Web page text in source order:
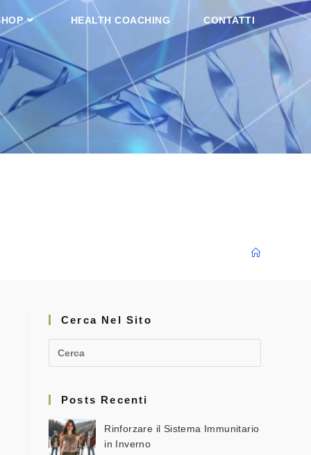
HEALTH COACHING CONTATTI
Cerca Nel Sito
Posts Recenti
Rinforzare il Sistema Immunitario
in Inverno